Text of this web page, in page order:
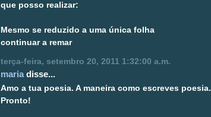
que posso realizar:
Mesmo se reduzido a uma única folha
continuar a remar
terça-feira, setembro 20, 2011 1:32:00 a.m.
maria disse...
Amo a tua poesia. A maneira como escreves poesia.
Pronto!